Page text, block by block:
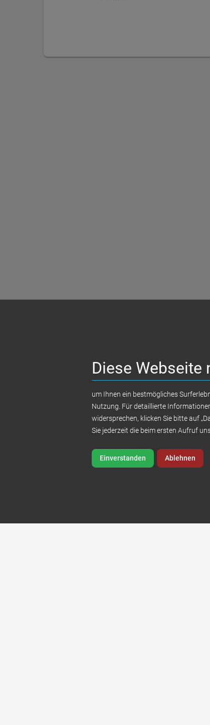
Diese Webseite
um Ihnen ein bestmögliches
Nutzung. Für detaillierte
widersprechen, klicken Sie bitte auf
Sie jederzeit die beim ersten Aufruf
Einverstanden Ablehnen